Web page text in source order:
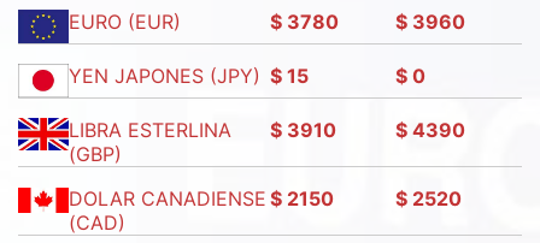
EURO (EUR) $ 3780 $ 3960
YEN JAPONES (JPY) $ 15 $ 0
LIBRA ESTERLINA
(GBP)
$ 3910 $ 4390
DOLAR CANADIENSE
(CAD)
$ 2150 $ 2520